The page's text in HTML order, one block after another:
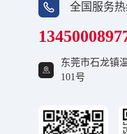
全国服务热
东莞市石龙镇
101号